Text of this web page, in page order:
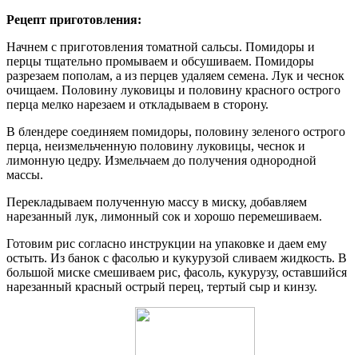
Рецепт приготовления:
Начнем с приготовления томатной сальсы. Помидоры и
перцы тщательно промываем и обсушиваем. Помидоры
разрезаем пополам, а из перцев удаляем семена. Лук и чеснок
очищаем. Половину луковицы и половину красного острого
перца мелко нарезаем и откладываем в сторону.
В блендере соединяем помидоры, половину зеленого острого
перца, неизмельченную половину луковицы, чеснок и
лимонную цедру. Измельчаем до получения однородной
массы.
Перекладываем полученную массу в миску, добавляем
нарезанный лук, лимонный сок и хорошо перемешиваем.
Готовим рис согласно инструкции на упаковке и даем ему
остыть. Из банок с фасолью и кукурузой сливаем жидкость. В
большой миске смешиваем рис, фасоль, кукурузу, оставшийся
нарезанный красный острый перец, тертый сыр и кинзу.